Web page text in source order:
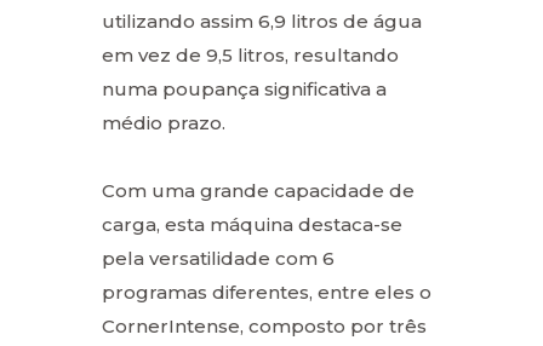
utilizando assim 6,9 litros de água
em vez de 9,5 litros, resultando
numa poupança significativa a
médio prazo.
Com uma grande capacidade de
carga, esta máquina destaca-se
pela versatilidade com 6
programas diferentes, entre eles o
CornerIntense, composto por três